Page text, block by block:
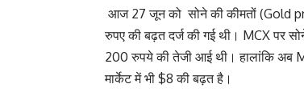
आज 27 जून को सोने की कीमतों (Gold
रुपए की बढ़त दर्ज की गई थी। MCX पर
200 रुपये की तेजी आई थी। हालांकि अब
मार्केट में भी $8 की बढ़त है।